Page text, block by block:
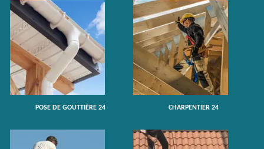
POSE DE GOUTTIÈRE 24 CHARPENTIER 24